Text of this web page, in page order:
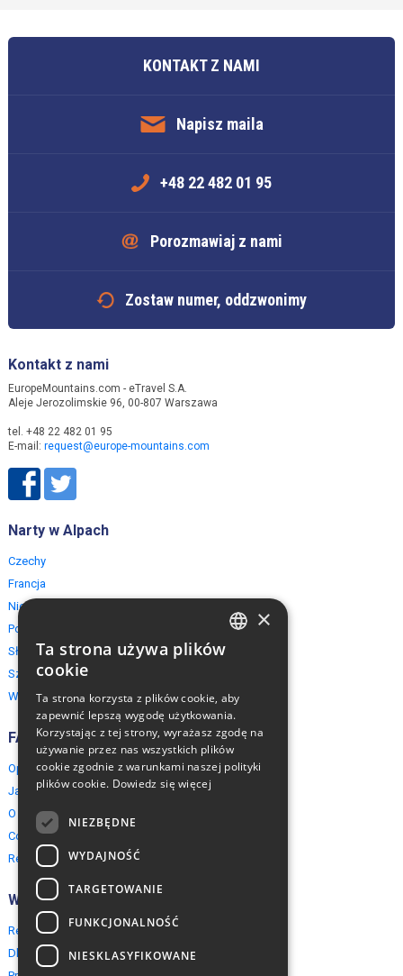
KONTAKT Z NAMI
Napisz maila
+48 22 482 01 95
Porozmawiaj z nami
Zostaw numer, oddzwonimy
Kontakt z nami
EuropeMountains.com - eTravel S.A.
Aleje Jerozolimskie 96, 00-807 Warszawa
tel. +48 22 482 01 95
E-mail: request@europe-mountains.com
Narty w Alpach
Czechy
Francja
Niemcy
Polska
Słowacja
Szwajcaria
Włochy
FAQ
Opinie naszych klientów
Jak rezerwować?
O EuropeMountains.com
Cookies, Prywatność, Bezpieczeństwo
Regulamin
Współpraca
Rezerwacja grupowa
Dla agentów turystycznych
×
Ta strona używa plików
cookie
Ta strona korzysta z plików cookie, aby
zapewnić lepszą wygodę użytkowania.
Korzystając z tej strony, wyrażasz zgodę na
używanie przez nas wszystkich plików
cookie zgodnie z warunkami naszej polityki
plików cookie. Dowiedz się więcej
NIEZBĘDNE
WYDAJNOŚĆ
TARGETOWANIE
FUNKCJONALNOŚĆ
NIESKLASYFIKOWANE